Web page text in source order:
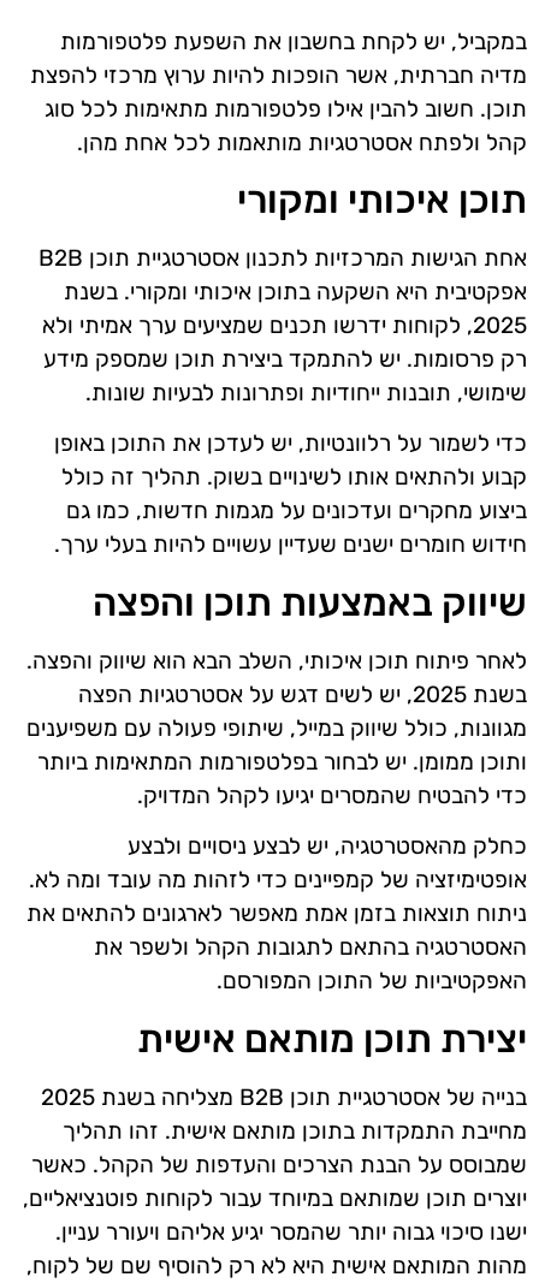
במקביל, יש לקחת בחשבון את השפעת פלטפורמות
מדיה חברתית, אשר הופכות להיות ערוץ מרכזי להפצת
תוכן. חשוב להבין אילו פלטפורמות מתאימות לכל סוג
קהל ולפתח אסטרטגיות מותאמות לכל אחת מהן.
תוכן איכותי ומקורי
אחת הגישות המרכזיות לתכנון אסטרטגיית תוכן B2B
אפקטיבית היא השקעה בתוכן איכותי ומקורי. בשנת
2025, לקוחות ידרשו תכנים שמציעים ערך אמיתי ולא
רק פרסומות. יש להתמקד ביצירת תוכן שמספק מידע
שימושי, תובנות ייחודיות ופתרונות לבעיות שונות.
כדי לשמור על רלוונטיות, יש לעדכן את התוכן באופן
קבוע ולהתאים אותו לשינויים בשוק. תהליך זה כולל
ביצוע מחקרים ועדכונים על מגמות חדשות, כמו גם
חידוש חומרים ישנים שעדיין עשויים להיות בעלי ערך.
שיווק באמצעות תוכן והפצה
לאחר פיתוח תוכן איכותי, השלב הבא הוא שיווק והפצה.
בשנת 2025, יש לשים דגש על אסטרטגיות הפצה
מגוונות, כולל שיווק במייל, שיתופי פעולה עם משפיענים
ותוכן ממומן. יש לבחור בפלטפורמות המתאימות ביותר
כדי להבטיח שהמסרים יגיעו לקהל המדויק.
כחלק מהאסטרטגיה, יש לבצע ניסויים ולבצע
אופטימיזציה של קמפיינים כדי לזהות מה עובד ומה לא.
ניתוח תוצאות בזמן אמת מאפשר לארגונים להתאים את
האסטרטגיה בהתאם לתגובות הקהל ולשפר את
האפקטיביות של התוכן המפורסם.
יצירת תוכן מותאם אישית
בנייה של אסטרטגיית תוכן B2B מצליחה בשנת 2025
מחייבת התמקדות בתוכן מותאם אישית. זהו תהליך
שמבוסס על הבנת הצרכים והעדפות של הקהל. כאשר
יוצרים תוכן שמותאם במיוחד עבור לקוחות פוטנציאליים,
ישנו סיכוי גבוה יותר שהמסר יגיע אליהם ויעורר עניין.
מהות המותאם אישית היא לא רק להוסיף שם של לקוח,